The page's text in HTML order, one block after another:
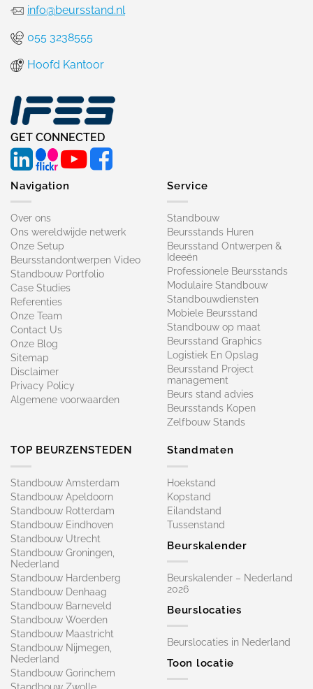
info@beursstand.nl
055 3238555
Hoofd Kantoor
GET CONNECTED
Navigation
Over ons
Ons wereldwijde netwerk
Onze Setup
Beursstandontwerpen Video
Standbouw Portfolio
Case Studies
Referenties
Onze Team
Contact Us
Onze Blog
Sitemap
Disclaimer
Privacy Policy
Algemene voorwaarden
Service
Standbouw
Beursstands Huren
Beursstand Ontwerpen &
Ideeën
Professionele Beursstands
Modulaire Standbouw
Standbouwdiensten
Mobiele Beursstand
Standbouw op maat​
Beursstand Graphics
Logistiek En Opslag
Beursstand Project
management
Beurs stand advies
Beursstands Kopen
Zelfbouw Stands
TOP BEURZENSTEDEN
Standbouw Amsterdam
Standbouw Apeldoorn
Standbouw Rotterdam
Standbouw Eindhoven
Standbouw Utrecht
Standbouw Groningen,
Nederland
Standbouw Hardenberg
Standbouw Denhaag
Standbouw Barneveld
Standbouw Woerden
Standbouw Maastricht
Standbouw Nijmegen,
Nederland
Standbouw Gorinchem
Standbouw Zwolle
Standmaten
Hoekstand
Kopstand
Eilandstand
Tussenstand
Beurskalender
Beurskalender – Nederland
2026
Beurslocaties
Beurslocaties in Nederland
Toon locatie